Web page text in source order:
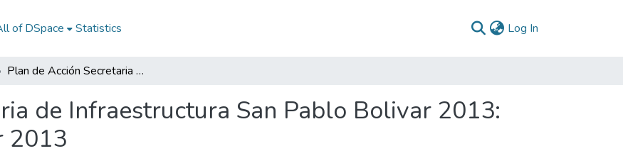
of DSpace Statistics Log In
Plan de Acción Secretaria de Infraestructura San Pablo Bolivar 2013: PASI San Pablo Bolivar 2013
de Infraestructura San Pablo Bolivar 2013:
2013